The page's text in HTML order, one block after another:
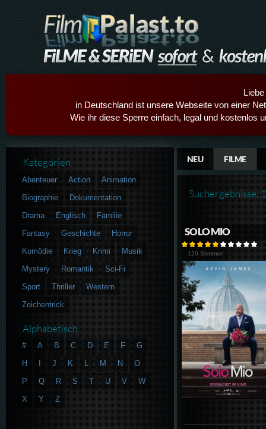
in Deutschland ist unsere Webseite von einer
Wie ihr diese Sperre einfach, legal und kostenlos
NEU FILME
Suchergebnisse: 1
SOLO MIO
120 Stimmen
Kategorien
Abenteuer Action
Animation
Biographie
Dokumentation
Drama
Englisch
Familie
Fantasy
Geschichte
Horror
Komödie
Krieg Krimi
Musik
Mystery
Romantik
Sci-Fi
Sport
Thriller
Western
Zeichentrick
Alphabetisch
# A B C D E F
G
H
J K L M N
O
P
Q R S T U V
W
X
Y Z